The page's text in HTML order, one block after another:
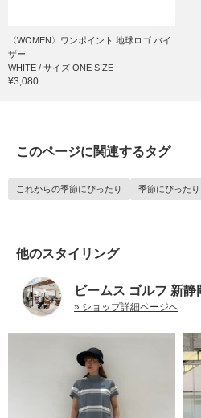
〈WOMEN〉ワンポイント 地球ロゴ バイ
ザー
WHITE / サイズ ONE SIZE
¥3,080
このページに関連するタグ
これからの季節にぴったり 季節にぴったり
他のスタイリング
ビームス ゴルフ 新静
» ショップ詳細ページへ